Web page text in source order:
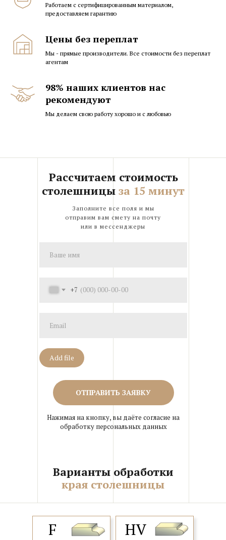
Работаем с сертифицированным материалом,
предоставляем гарантию
Цены без переплат
Мы - прямые производители. Все стоимости без переплат
агентам
98% наших клиентов нас
рекомендуют
Мы делаем свою работу хорошо и с любовью
Рассчитаем стоимость
столешницы за 15 минут
Заполните все поля и мы
отправим вам смету на почту
или в мессенджеры
+7
Add file
ОТПРАВИТЬ ЗАЯВКУ
Нажимая на кнопку, вы даёте согласие на
обработку персональных данных
Варианты обработки
края столешницы
F
HV